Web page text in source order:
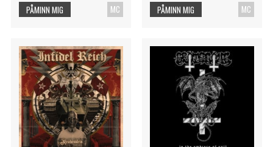
MC
PÅMINN MIG MC
PÅMINN MIG